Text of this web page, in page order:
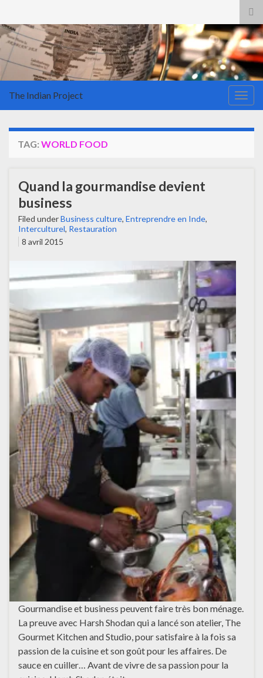
The Indian Project
TAG: WORLD FOOD
Quand la gourmandise devient
business
Filed underBusiness culture, Entreprendre en Inde,
Interculturel, Restauration
8 avril 2015
Gourmandise et business peuvent faire très bon ménage.
La preuve avec Harsh Shodan qui a lancé son atelier, The
Gourmet Kitchen and Studio, pour satisfaire à la fois sa
passion de la cuisine et son goût pour les affaires. De
sauce en cuiller… Avant de vivre de sa passion pour la